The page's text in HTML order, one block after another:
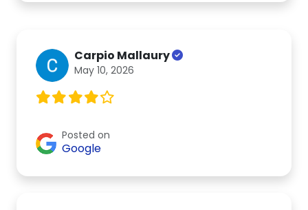
Carpio Mallaury
May 10, 2026
Posted on
Google